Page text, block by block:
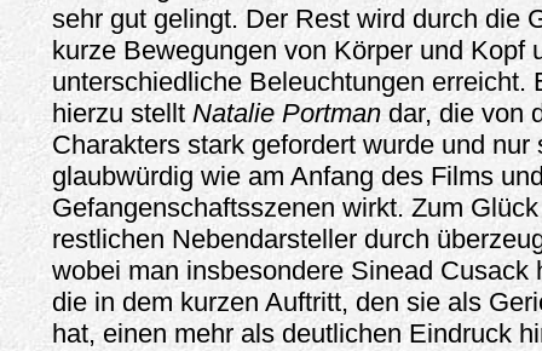
sehr gut gelingt. Der Rest wird durch die
kurze Bewegungen von Körper und Kopf
unterschiedliche Beleuchtungen erreicht.
hierzu stellt Natalie Portman dar, die von
Charakters stark gefordert wurde und nur
glaubwürdig wie am Anfang des Films
Gefangenschaftsszenen wirkt. Zum
restlichen Nebendarsteller durch
wobei man insbesondere Sinead Cusack
die in dem kurzen Auftritt, den sie als
hat, einen mehr als deutlichen Eindruck